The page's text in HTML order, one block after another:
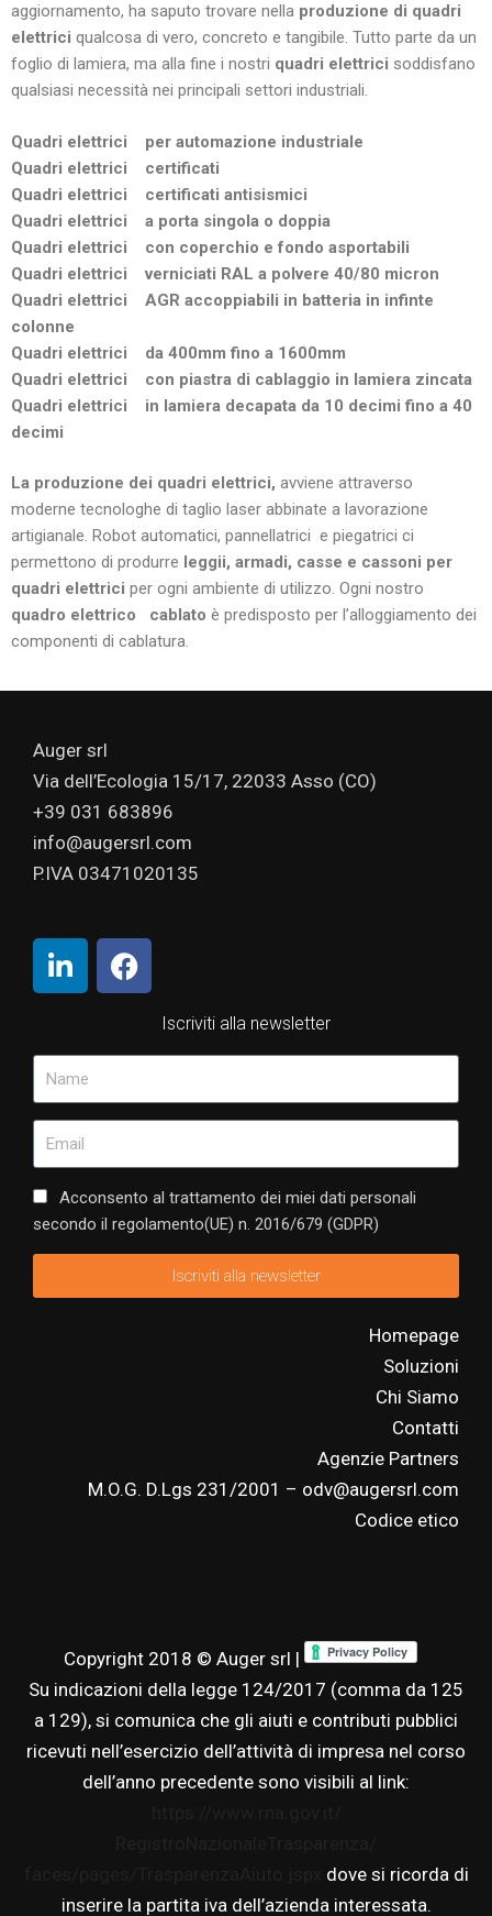
aggiornamento, ha saputo trovare nella produzione di quadri
elettrici qualcosa di vero, concreto e tangibile. Tutto parte da un
foglio di lamiera, ma alla fine i nostri quadri elettrici soddisfano
qualsiasi necessità nei principali settori industriali.
Quadri elettrici per automazione industriale
Quadri elettrici certificati
Quadri elettrici certificati antisismici
Quadri elettrici a porta singola o doppia
Quadri elettrici con coperchio e fondo asportabili
Quadri elettrici verniciati RAL a polvere 40/80 micron
Quadri elettrici AGR accoppiabili in batteria in infinte
colonne
Quadri elettrici da 400mm fino a 1600mm
Quadri elettrici con piastra di cablaggio in lamiera zincata
Quadri elettrici in lamiera decapata da 10 decimi fino a 40
decimi
La produzione dei quadri elettrici, avviene attraverso
moderne tecnologhe di taglio laser abbinate a lavorazione
artigianale. Robot automatici, pannellatrici e piegatrici ci
permettono di produrre leggii, armadi, casse e cassoni per
quadri elettrici per ogni ambiente di utilizzo. Ogni nostro
quadro elettrico cablato è predisposto per l’alloggiamento dei
componenti di cablatura.
Auger srl
Via dell’Ecologia 15/17, 22033 Asso (CO)
+39 031 683896
info@augersrl.com
P.IVA 03471020135
Iscriviti alla newsletter
Acconsento al trattamento dei miei dati personali
secondo il regolamento(UE) n. 2016/679 (GDPR)
Iscriviti alla newsletter
Homepage
Soluzioni
Chi Siamo
Contatti
Agenzie Partners
M.O.G. D.Lgs 231/2001 – odv@augersrl.com
Codice etico
Copyright 2018 © Auger srl |
Su indicazioni della legge 124/2017 (comma da 125
a 129), si comunica che gli aiuti e contributi pubblici
ricevuti nell’esercizio dell’attività di impresa nel corso
dell’anno precedente sono visibili al link:
dove si ricorda di
inserire la partita iva dell’azienda interessata.